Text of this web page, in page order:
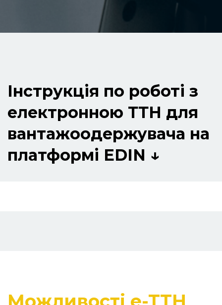
Інструкція по роботі з
електронною ТТН для
вантажоодержувача на
платформі EDIN ↓